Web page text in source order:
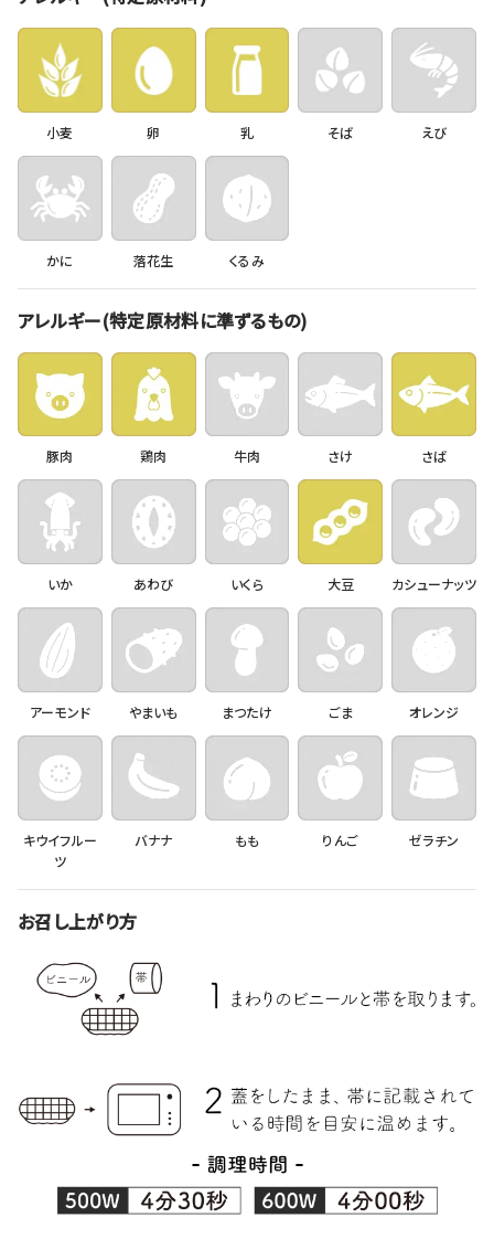
小麦 卵 乳 そば えび
かに 落花生 くるみ
アレルギー(特定原材料に準ずるもの)
豚肉 鶏肉 牛肉 さけ さば
いか あわび いくら 大豆 カシューナッツ
アーモンド やまいも まつたけ ごま オレンジ
キウイフルー
ツ
バナナ もも りんご ゼラチン
お召し上がり方